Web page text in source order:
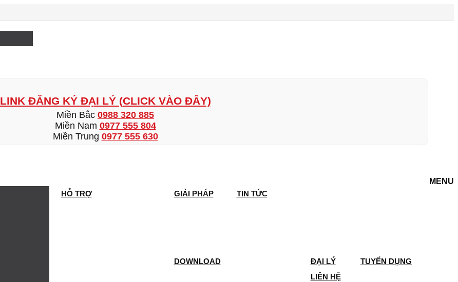
LINK ĐĂNG KÝ ĐẠI LÝ (CLICK VÀO ĐÂY)
Miền Bắc 0988 320 885
Miền Nam 0977 555 804
Miền Trung 0977 555 630
MENU
HỖ TRỢ GIẢI PHÁP TIN TỨC
DOWNLOAD ĐẠI LÝ
TUYỂN DỤNG
LIÊN HỆ